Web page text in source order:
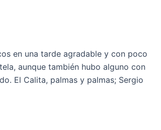
en una tarde agradable y con poco
aunque también hubo alguno con
El Calita, palmas y palmas; Sergio